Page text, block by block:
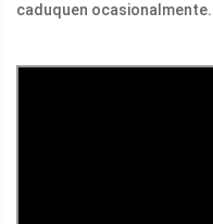
caduquen ocasionalmente.